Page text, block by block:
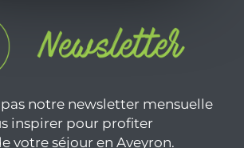
notre newsletter mensuelle
inspirer pour profiter
votre séjour en Aveyron.